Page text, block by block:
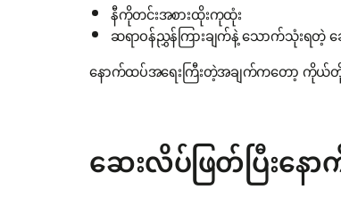
နီကိုတင်းအစားထိုးကုထုံး
ဆရာဝန်ညွှန်ကြားချက်နဲ့ သောက်သုံးရတဲ့ ဆ
နောက်ထပ်အရေးကြီးတဲ့အချက်ကတော့ ကိုယ်တို
ဆေးလိပ်ဖြတ်ပြီးနေ